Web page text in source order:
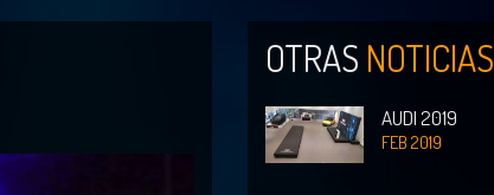
OTRAS NOTICIAS
AUDI 2019
FEB 2019